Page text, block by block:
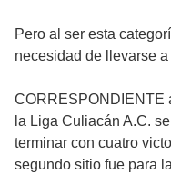
Pero al ser esta
necesidad de llevarse
CORRESPONDIENTE
la Liga Culiacán A.C.
terminar con cuatro
segundo sitio fue para